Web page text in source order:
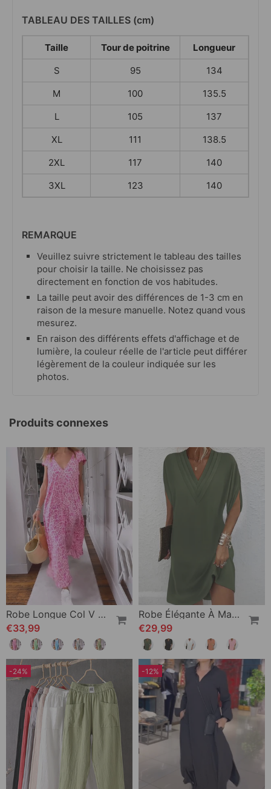
TABLEAU DES TAILLES (cm)
Taille Tour de poitrine
Longueur
S
95
134
M
100
135.5
L
105
137
XL
111
138.5
2XL
117
140
3XL
123 140
REMARQUE
Veuillez suivre strictement le tableau des tailles
pour choisir la taille. Ne choisissez pas
directement en fonction de vos habitudes.
La taille peut avoir des différences de 1-3 cm en
raison de la mesure manuelle. Notez quand vous
mesurez.
En raison des différents effets d'affichage et de
lumière, la couleur réelle de l'article peut différer
légèrement de la couleur indiquée sur les
photos.
Produits connexes
Robe Longue Col V En Imprimé À Manches Courtes
€33,99
Robe Élégante À Manches Fendues De Couleur Unie
€29,99
-24% -12%